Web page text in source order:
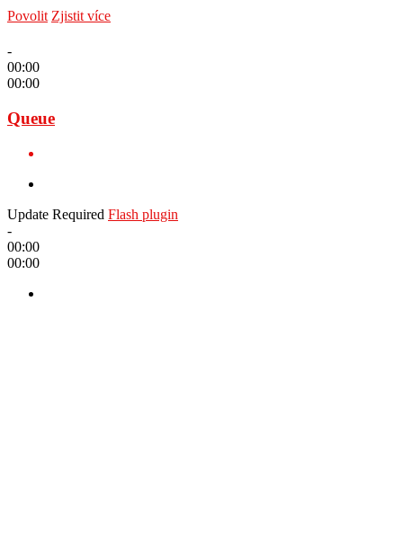
Povolit Zjistit více
-
00:00
00:00
Queue
Update Required Flash plugin
-
00:00
00:00